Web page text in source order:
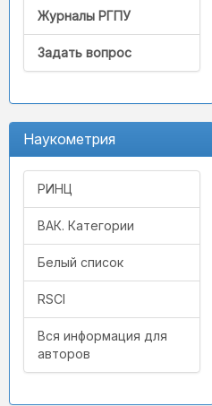
Журналы РГПУ
Задать вопрос
Наукометрия
РИНЦ
ВАК. Категории
Белый список
RSCI
Вся информация для
авторов